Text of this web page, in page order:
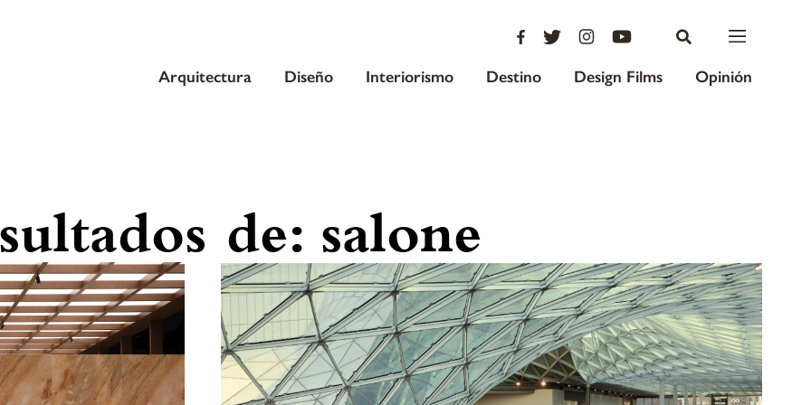
Arquitectura Diseño Interiorismo Destino Design Films Opinión
de: salone